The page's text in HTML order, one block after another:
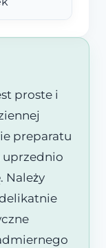
proste i
preparatu
uprzednio
Należy